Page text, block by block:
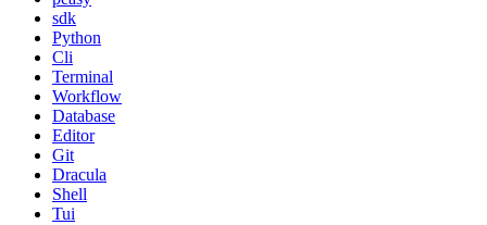
sdk
Python
Cli
Terminal
Workflow
Database
Editor
Git
Dracula
Shell
Tui